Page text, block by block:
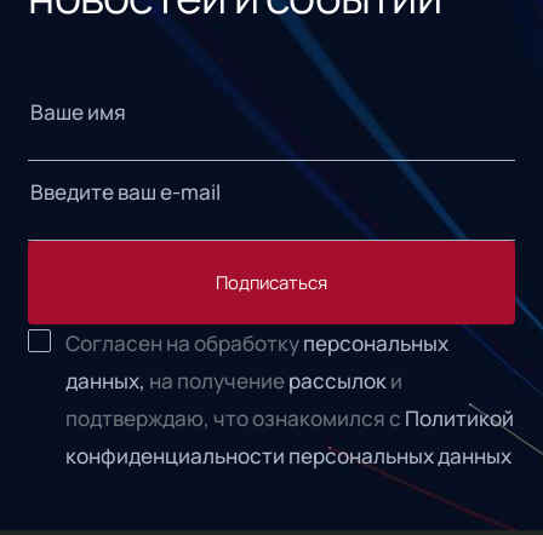
Подписаться
Согласен на обработкуперсональных
данных, на получениерассылоки
подтверждаю, что ознакомился с Политикой
конфиденциальности персональных данных